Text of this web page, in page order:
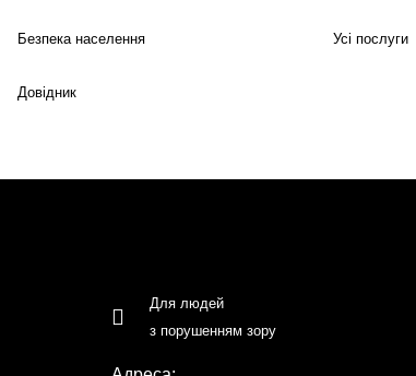
Безпека населення Усі послуги
Довідник
Для людей
з порушенням зору